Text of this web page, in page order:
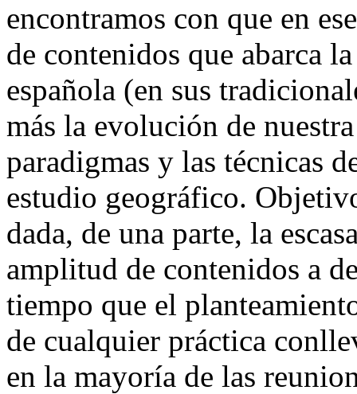
encontramos con que en
de contenidos que abarca
española (en sus
más la evolución de
paradigmas y las técnicas
estudio geográfico.
dada, de una parte, la
amplitud de contenidos a
tiempo que el
de cualquier práctica
en la mayoría de las